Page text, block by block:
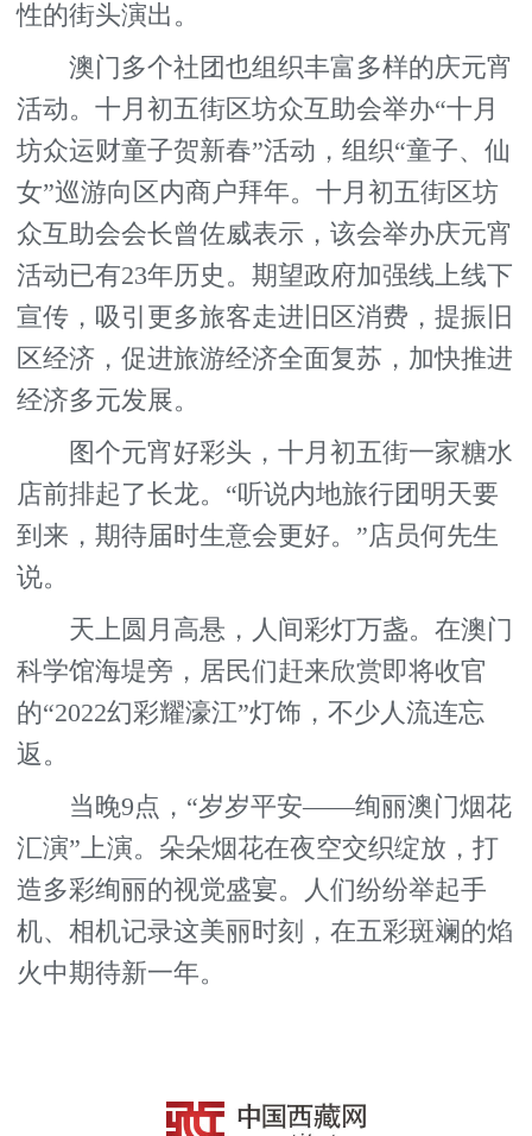
性的街头演出。
澳门多个社团也组织丰富多样的庆元宵
活动。十月初五街区坊众互助会举办“十月
坊众运财童子贺新春”活动，组织“童子、仙
女”巡游向区内商户拜年。十月初五街区坊
众互助会会长曾佐威表示，该会举办庆元宵
活动已有23年历史。期望政府加强线上线下
宣传，吸引更多旅客走进旧区消费，提振旧
区经济，促进旅游经济全面复苏，加快推进
经济多元发展。
图个元宵好彩头，十月初五街一家糖水
店前排起了长龙。“听说内地旅行团明天要
到来，期待届时生意会更好。”店员何先生
说。
天上圆月高悬，人间彩灯万盏。在澳门
科学馆海堤旁，居民们赶来欣赏即将收官
的“2022幻彩耀濠江”灯饰，不少人流连忘
返。
当晚9点，“岁岁平安——绚丽澳门烟花
汇演”上演。朵朵烟花在夜空交织绽放，打
造多彩绚丽的视觉盛宴。人们纷纷举起手
机、相机记录这美丽时刻，在五彩斑斓的焰
火中期待新一年。